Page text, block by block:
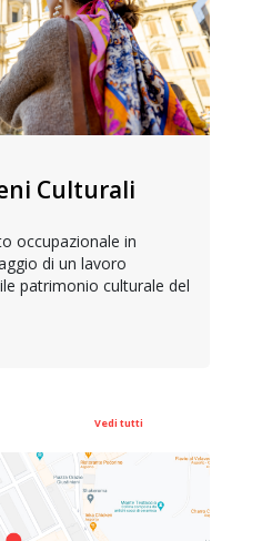
Culturali
occupazionale in
di un lavoro
patrimonio culturale del
Vedi tutti